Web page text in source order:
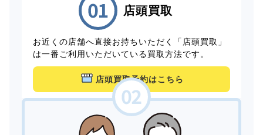
店頭買取
お近くの店舗へ直接お持ちいただく「店頭買取」
は一番ご利用いただいている買取方法です。
店頭買取予約はこちら